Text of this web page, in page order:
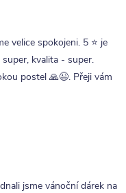
velice spokojeni. 5 ⭐ je
kvalita - super.
postel 🙏😉. Přeji vám
jsme vánoční dárek na